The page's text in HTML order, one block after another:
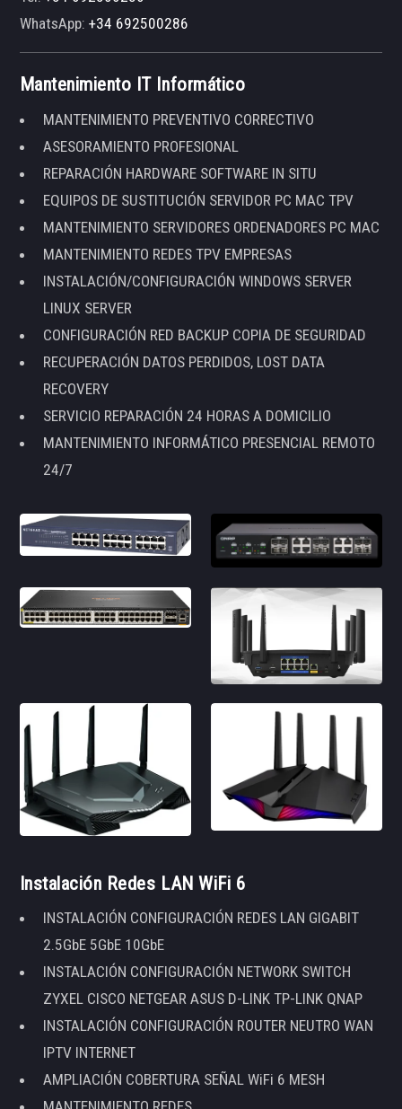
WhatsApp:+34 692500286
Mantenimiento IT Informático
MANTENIMIENTO PREVENTIVO CORRECTIVO
ASESORAMIENTO PROFESIONAL
REPARACIÓN HARDWARE SOFTWARE IN SITU
EQUIPOS DE SUSTITUCIÓN SERVIDOR PC MAC TPV
MANTENIMIENTO SERVIDORES ORDENADORES PC MAC
MANTENIMIENTO REDES TPV EMPRESAS
INSTALACIÓN/CONFIGURACIÓN WINDOWS SERVER
LINUX SERVER
CONFIGURACIÓN RED BACKUP COPIA DE SEGURIDAD
RECUPERACIÓN DATOS PERDIDOS, LOST DATA
RECOVERY
SERVICIO REPARACIÓN 24 HORAS A DOMICILIO
MANTENIMIENTO INFORMÁTICO PRESENCIAL REMOTO
24/7
Instalación Redes LAN WiFi 6
INSTALACIÓN CONFIGURACIÓN REDES LAN GIGABIT
2.5GbE 5GbE 10GbE
INSTALACIÓN CONFIGURACIÓN NETWORK SWITCH
ZYXEL CISCO NETGEAR ASUS D-LINK TP-LINK QNAP
INSTALACIÓN CONFIGURACIÓN ROUTER NEUTRO WAN
IPTV INTERNET
AMPLIACIÓN COBERTURA SEÑAL WiFi 6 MESH